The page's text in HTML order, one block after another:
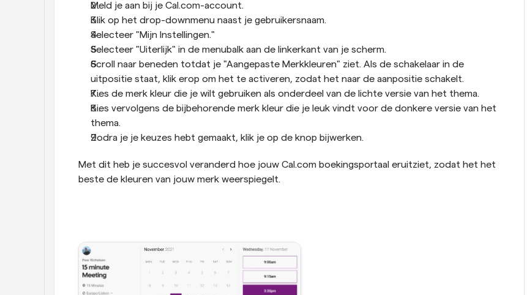
Meld je aan bij je Cal.com-account.
Klik op het drop-downmenu naast je gebruikersnaam.
Selecteer "Mijn Instellingen."
Selecteer "Uiterlijk" in de menubalk aan de linkerkant van je scherm.
Scroll naar beneden totdat je "Aangepaste Merkkleuren" ziet. Als de schakelaar in de
uitpositie staat, klik erop om het te activeren, zodat het naar de aanpositie schakelt.
Kies de merk kleur die je wilt gebruiken als onderdeel van de lichte versie van het thema.
Kies vervolgens de bijbehorende merk kleur die je leuk vindt voor de donkere versie van het
thema.
Zodra je je keuzes hebt gemaakt, klik je op de knop bijwerken.
Met dit heb je succesvol veranderd hoe jouw Cal.com boekingsportaal eruitziet, zodat het het
beste de kleuren van jouw merk weerspiegelt.